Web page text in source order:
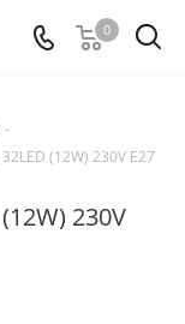
0
-
(12W) 230V E27
230V